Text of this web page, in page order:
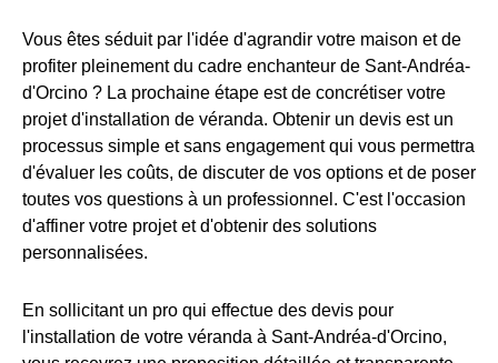
Vous êtes séduit par l'idée d'agrandir votre maison et de
profiter pleinement du cadre enchanteur de Sant-Andréa-
d'Orcino ? La prochaine étape est de concrétiser votre
projet d'installation de véranda. Obtenir un devis est un
processus simple et sans engagement qui vous permettra
d'évaluer les coûts, de discuter de vos options et de poser
toutes vos questions à un professionnel. C'est l'occasion
d'affiner votre projet et d'obtenir des solutions
personnalisées.
En sollicitant un pro qui effectue des devis pour
l'installation de votre véranda à Sant-Andréa-d'Orcino,